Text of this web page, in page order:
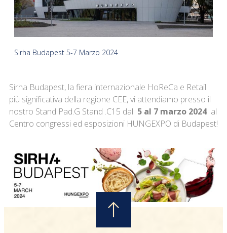
Sirha Budapest 5-7 Marzo 2024
Sirha Budapest, la fiera internazionale HoReCa e Retail
più significativa della regione CEE, vi attendiamo presso il
nostro Stand Pad.G Stand .C15 dal 5 al 7 marzo 2024al
Centro congressi ed esposizioni HUNGEXPO di Budapest!